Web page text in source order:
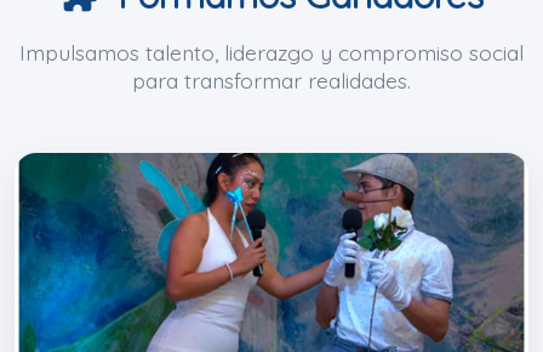
Impulsamos talento, liderazgo y compromiso social
para transformar realidades.